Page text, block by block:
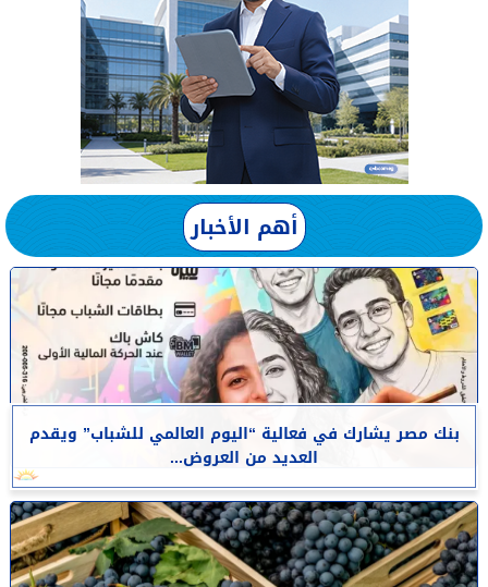
أهم الأخبار
بنك مصر يشارك في فعالية “اليوم العالمي للشباب” ويقدم
العديد من العروض...